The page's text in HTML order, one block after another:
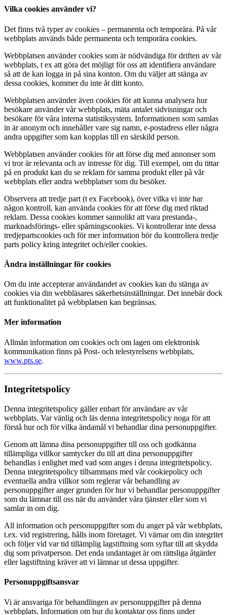
Vilka cookies använder vi?
Det finns två typer av cookies – permanenta och temporära. På vår
webbplats används både permanenta och temporära cookies.
Webbplatsen använder cookies som är nödvändiga för driften av vår
webbplats, t ex att göra det möjligt för oss att identifiera användare
så att de kan logga in på sina konton. Om du väljer att stänga av
dessa cookies, kommer du inte åt ditt konto.
Webbplatsen använder även cookies för att kunna analysera hur
besökare använder vår webbplats, mäta antalet sidvisningar och
besökare för våra interna statistiksystem. Informationen som samlas
in är anonym och innehåller vare sig namn, e-postadress eller några
andra uppgifter som kan kopplas till en särskild person.
Webbplatsen använder cookies för att förse dig med annonser som
vi tror är relevanta och av intresse för dig. Till exempel, om du tittar
på en produkt kan du se reklam för samma produkt eller på vår
webbplats eller andra webbplatser som du besöker.
Observera att tredje part (t ex Facebook), över vilka vi inte har
någon kontroll, kan använda cookies för att förse dig med riktad
reklam. Dessa cookies kommer sannolikt att vara prestanda-,
marknadsförings- eller spårningscookies. Vi kontrollerar inte dessa
tredjepartscookies och för mer information bör du kontrollera tredje
parts policy kring integritet och/eller cookies.
Ändra inställningar för cookies
Om du inte accepterar användandet av cookies kan du stänga av
cookies via din webbläsares säkerhetsinställningar. Det innebär dock
att funktionalitet på webbplatsen kan begränsas.
Mer information
Allmän information om cookies och om lagen om elektronisk
kommunikation finns på Post- och telestyrelsens webbplats,
www.pts.se.
Integritetspolicy
Denna integritetspolicy gäller enbart för användare av vår
webbplats. Var vänlig och läs denna integritetspolicy noga för att
förstå hur och för vilka ändamål vi behandlar dina personuppgifter.
Genom att lämna dina personuppgifter till oss och godkänna
tillämpliga villkor samtycker du till att dina personuppgifter
behandlas i enlighet med vad som anges i denna integritetspolicy.
Denna integritetspolicy tillsammans med vår cookiepolicy och
eventuella andra villkor som reglerar vår behandling av
personuppgifter anger grunden för hur vi behandlar personuppgifter
som du lämnar till oss när du använder våra tjänster eller som vi
samlar in om dig.
All information och personuppgifter som du anger på vår webbplats,
t.ex. vid registrering, hålls inom företaget. Vi värnar om din integritet
och följer vid var tid tillämplig lagstiftning som syftar till att skydda
dig som privatperson. Det enda undantaget är om rättsliga åtgärder
eller lagstiftning kräver att vi lämnar ut dessa uppgifter.
Personuppgiftsansvar
Vi är ansvariga för behandlingen av personuppgifter på denna
webbplats. Information om hur du kontaktar oss finns under